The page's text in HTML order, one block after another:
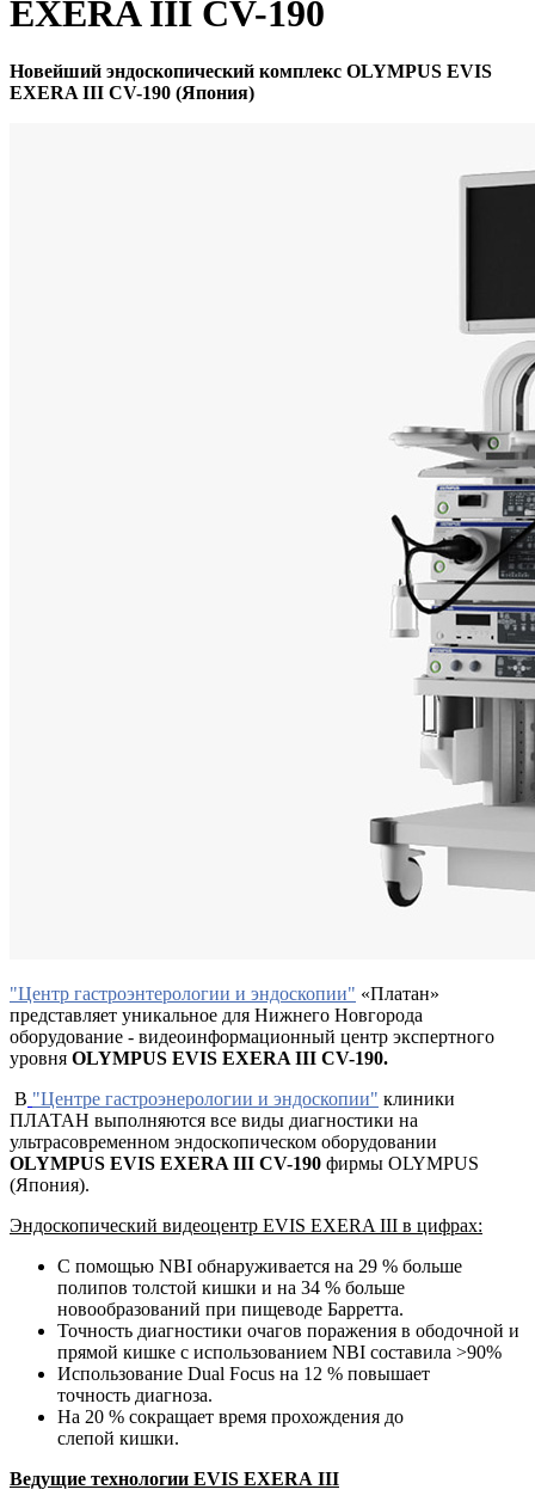
EXERA III CV-190
Новейший эндоскопический комплекс OLYMPUS EVIS
EXERA III CV-190 (Япония)
"Центр гастроэнтерологии и эндоскопии" «Платан»
представляет уникальное для Нижнего Новгорода
оборудование - видеоинформационный центр экспертного
уровня OLYMPUS EVIS EXERA III CV-190.
В "Центре гастроэнерологии и эндоскопии" клиники
ПЛАТАН выполняются все виды диагностики на
ультрасовременном эндоскопическом оборудовании
OLYMPUS EVIS EXERA III CV-190 фирмы OLYMPUS
(Япония).
Эндоскопический видеоцентр EVIS EXERA III в цифрах:
С помощью NBI обнаруживается на 29 % больше
полипов толстой кишки и на 34 % больше
новообразований при пищеводе Барретта.
Точность диагностики очагов поражения в ободочной и
прямой кишке с использованием NBI составила >90%
Использование Dual Focus на 12 % повышает
точность диагноза.
На 20 % сокращает время прохождения до
слепой кишки.
Ведущие технологии EVIS EXERA III